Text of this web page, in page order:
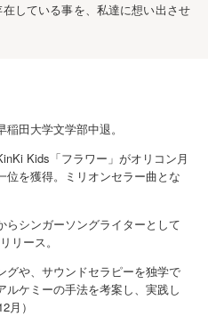
している事を、私達に想い出させ
田大学文学部中退。
Kids「フラワー」がオリコン月
位を獲得。ミリオンセラー曲とな
らシンガーソングライターとして
リース。
グや、サウンドセラピーを独学で
ルケミーの手法を考案し、実践し
月）